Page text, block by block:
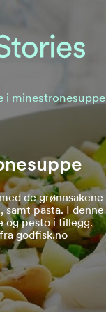
i minestronesuppe
de grønnsakene
samt pasta. I denne
og pesto i tillegg.
godfisk.no